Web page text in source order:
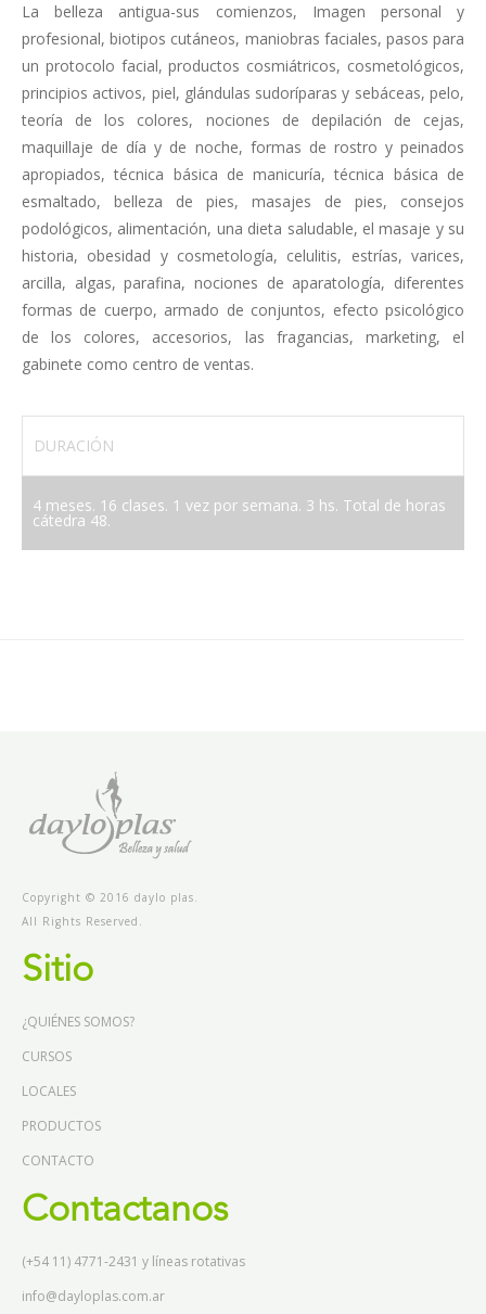
La belleza antigua-sus comienzos, Imagen personal y
profesional, biotipos cutáneos, maniobras faciales, pasos para
un protocolo facial, productos cosmiátricos, cosmetológicos,
principios activos, piel, glándulas sudoríparas y sebáceas, pelo,
teoría de los colores, nociones de depilación de cejas,
maquillaje de día y de noche, formas de rostro y peinados
apropiados, técnica básica de manicuría, técnica básica de
esmaltado, belleza de pies, masajes de pies, consejos
podológicos, alimentación, una dieta saludable, el masaje y su
historia, obesidad y cosmetología, celulitis, estrías, varices,
arcilla, algas, parafina, nociones de aparatología, diferentes
formas de cuerpo, armado de conjuntos, efecto psicológico
de los colores, accesorios, las fragancias, marketing, el
gabinete como centro de ventas.
DURACIÓN
4 meses. 16 clases. 1 vez por semana. 3 hs. Total de horas
cátedra 48.
Copyright © 2016 daylo plas.
All Rights Reserved.
Sitio
¿QUIÉNES SOMOS?
CURSOS
LOCALES
PRODUCTOS
CONTACTO
Contactanos
(+54 11) 4771-2431 y líneas rotativas
info@dayloplas.com.ar